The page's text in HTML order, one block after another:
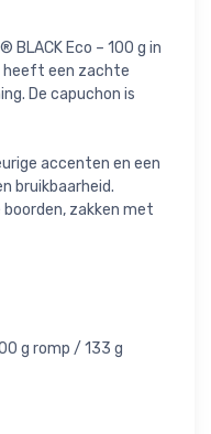
BLACK Eco – 100 g in
heeft een zachte
De capuchon is
accenten en een
bruikbaarheid.
zakken met
g romp / 133 g